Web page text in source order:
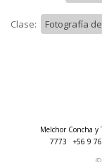
Clase: Fotografía
Melchor Concha y
7773
+56 9